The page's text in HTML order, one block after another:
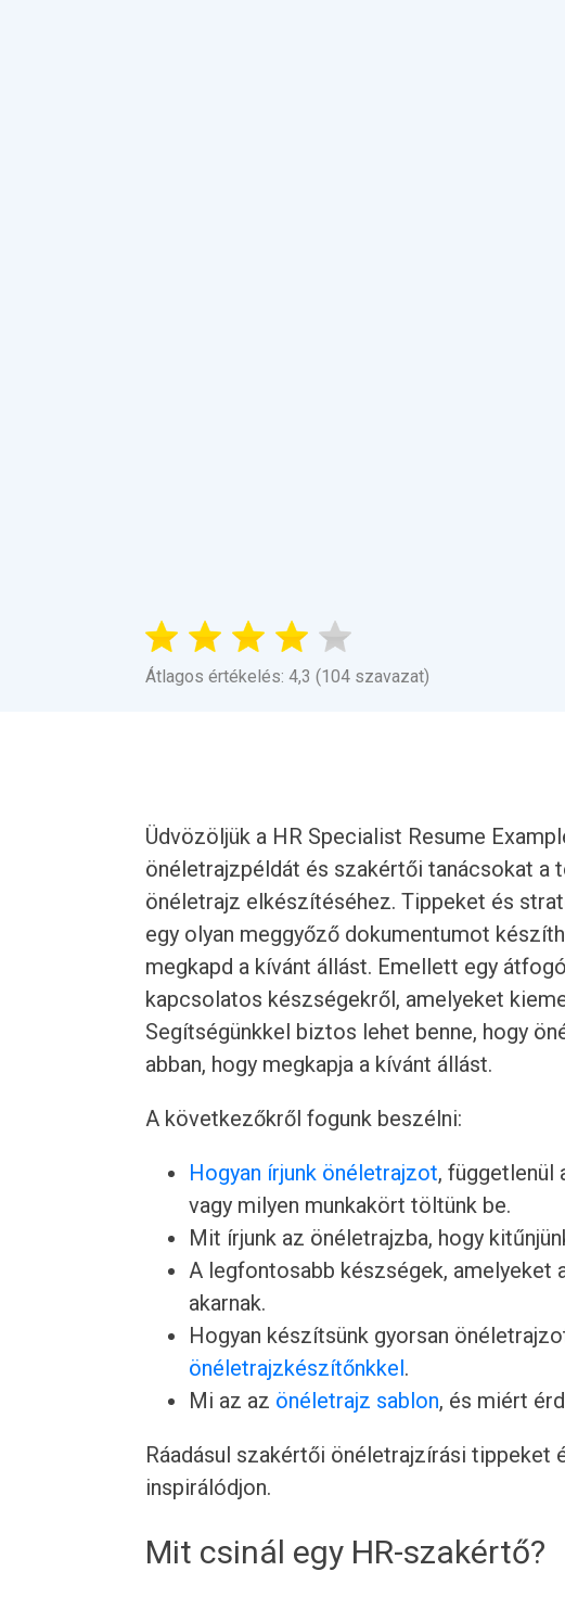
Átlagos értékelés: 4,3 (104 szavazat)
Üdvözöljük a HR Specialist Resume
önéletrajzpéldát és szakértői tanácsokat a
önéletrajz elkészítéséhez. Tippeket és
egy olyan meggyőző dokumentumot
megkapd a kívánt állást. Emellett egy
kapcsolatos készségekről, amelyeket
Segítségünkkel biztos lehet benne, hogy
abban, hogy megkapja a kívánt állást.
A következőkről fogunk beszélni:
Hogyan írjunk önéletrajzot, függetlenül
vagy milyen munkakört töltünk be.
Mit írjunk az önéletrajzba, hogy
A legfontosabb készségek, amelyeket
akarnak.
Hogyan készítsünk gyorsan
önéletrajzkészítőnkkel.
Mi az az önéletrajz sablon, és miért
Ráadásul szakértői önéletrajzírási tippeket
inspirálódjon.
Mit csinál egy HR-szakértő?